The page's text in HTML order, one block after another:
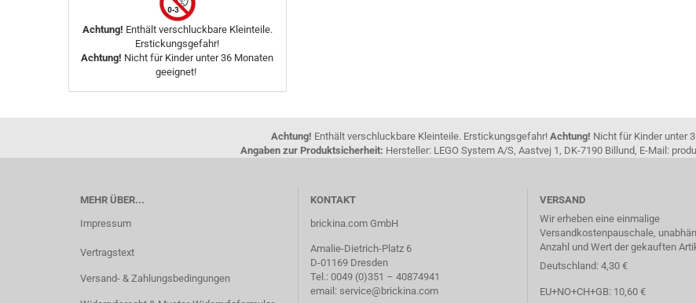
Achtung! Enthält verschluckbare Kleinteile.
Erstickungsgefahr!
Achtung! Nicht für Kinder unter 36 Monaten
geeignet!
Achtung! Enthält verschluckbare Kleinteile. Erstickungsgefahr! Achtung! Nicht für Kinder unter
Angaben zur Produktsicherheit: Hersteller: LEGO System A/S, Aastvej 1, DK-7190 Billund, E-Mail:
MEHR ÜBER...
Impressum
Vertragstext
Versand- & Zahlungsbedingungen
KONTAKT
brickina.com GmbH
Amalie-Dietrich-Platz 6
D-01169 Dresden
Tel.: 0049 (0)351 – 40874941
email: service@brickina.com
VERSAND
Wir erheben eine einmalige
Versandkostenpauschale,
Anzahl und Wert der gekauften
Deutschland: 4,30 €
EU+NO+CH+GB: 10,60 €